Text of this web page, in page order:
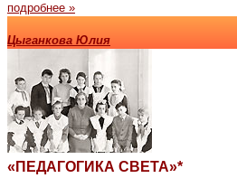
подробнее »
Цыганкова Юлия
«ПЕДАГОГИКА СВЕТА»*